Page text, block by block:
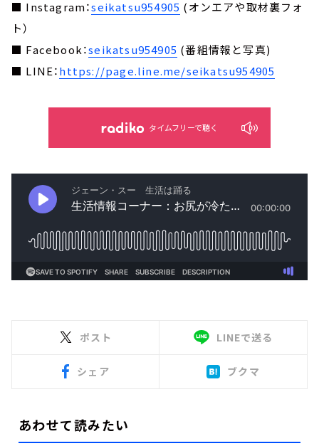
■ Instagram：seikatsu954905 (オンエアや取材裏フォ
ト）
■ Facebook：seikatsu954905 (番組情報と写真)
■ LINE：https://page.line.me/seikatsu954905
タイムフリーで聴く
ポスト LINEで送る
シェア ブクマ
あわせて読みたい